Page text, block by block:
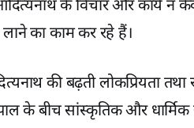
के विचार और कार्य न
का काम कर रहे हैं।
की बढ़ती लोकप्रियता
के बीच सांस्कृतिक और